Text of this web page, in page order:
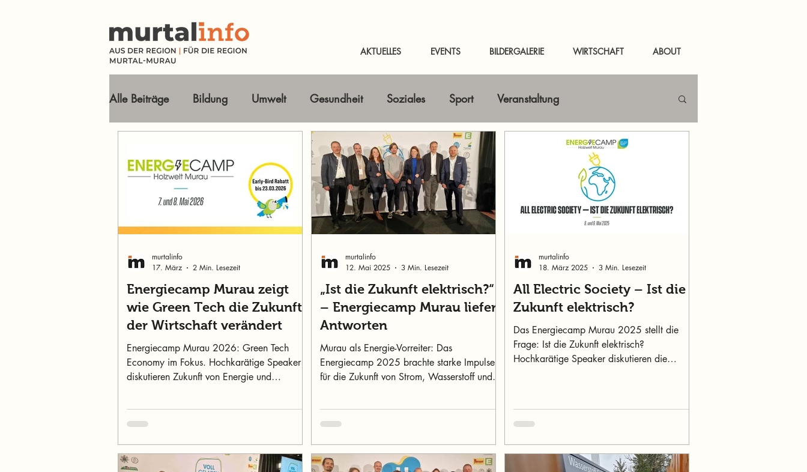
AKTUELLES EVENTS BILDERGALERIE WIRTSCHAFT ABOUT
Alle Beiträge Bildung Umwelt Gesundheit Soziales Sport Veranstaltung
Horizont erweitern Gastbeitrag Kunst & Kultur Netzwerken
Wirtschaft Online-Magazin News Murtal & Murau News Murau
Energiecamp Murau zeigt
wie Green Tech die Zukunft
der Wirtschaft verändert
Energiecamp Murau 2026: Green Tech
Economy im Fokus. Hochkarätige Speaker
diskutieren Zukunft von Energie und
murtalinfo
17. März
2 Min. Lesezeit
„Ist die Zukunft elektrisch?“
– Energiecamp Murau liefert
Antworten
Murau als Energie-Vorreiter: Das
Energiecamp 2025 brachte starke Impulse
für die Zukunft von Strom, Wasserstoff und
murtalinfo
12. Mai 2025
3 Min. Lesezeit
All Electric Society – Ist die
Zukunft elektrisch?
Das Energiecamp Murau 2025 stellt die
Frage: Ist die Zukunft elektrisch?
Hochkarätige Speaker diskutieren die
murtalinfo
18. März 2025
3 Min. Lesezeit